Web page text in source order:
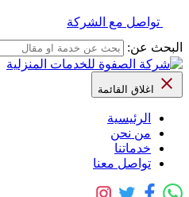
تواصل مع الشركة
البحث عن:
اغلاق القائمة
الرئيسية
من نحن
خدماتنا
تواصل معنا